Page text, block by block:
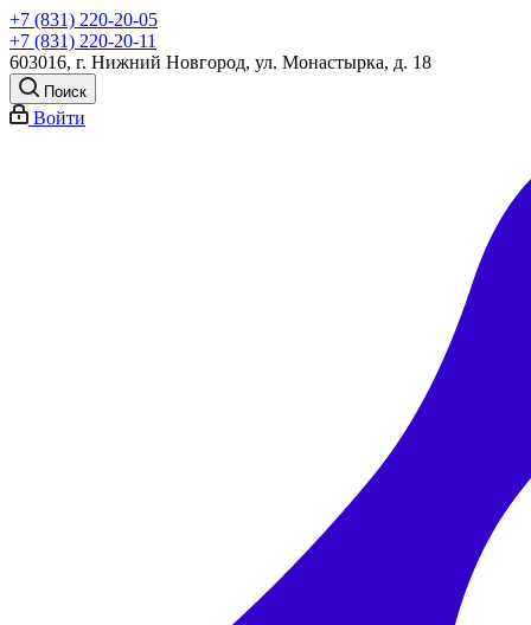
+7 (831) 220-20-05
+7 (831) 220-20-11
603016, г. Нижний Новгород, ул. Монастырка, д. 18
Поиск
Войти